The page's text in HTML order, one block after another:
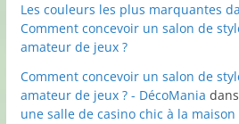
Les couleurs les plus marquantes
Comment concevoir un salon de
amateur de jeux ?
Comment concevoir un salon de
amateur de jeux ? - DécoMania dans
une salle de casino chic à la maison